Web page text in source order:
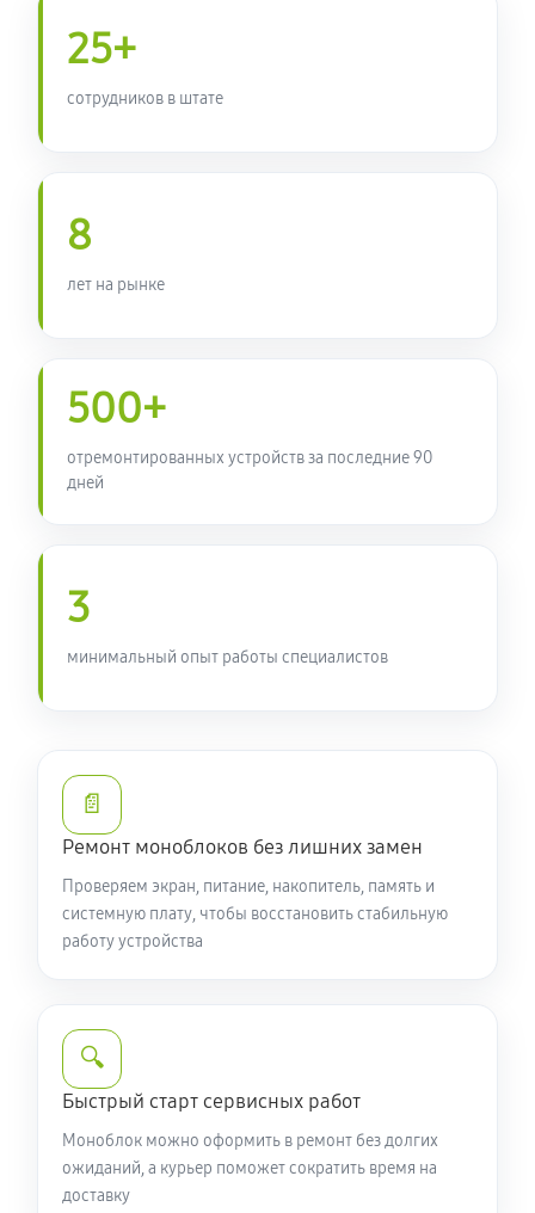
25+
сотрудников в штате
8
лет на рынке
500+
отремонтированных устройств за последние 90
дней
3
минимальный опыт работы специалистов
📄
Ремонт моноблоков без лишних замен
Проверяем экран, питание, накопитель, память и
системную плату, чтобы восстановить стабильную
работу устройства
🔍
Быстрый старт сервисных работ
Моноблок можно оформить в ремонт без долгих
ожиданий, а курьер поможет сократить время на
доставку